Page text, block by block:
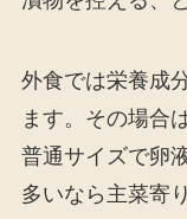
外食では栄養成
ます。その場合
普通サイズで卵
多いなら主菜寄